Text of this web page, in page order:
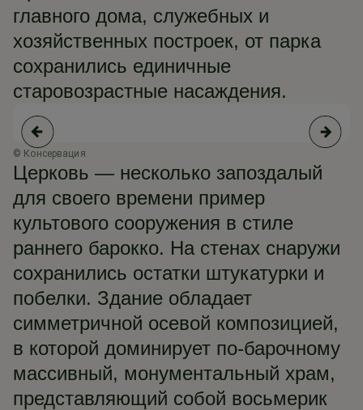
главного дома, служебных и
хозяйственных построек, от парка
сохранились единичные
старовозрастные насаждения.
© Консервация
Церковь — несколько запоздалый
для своего времени пример
культового сооружения в стиле
раннего барокко. На стенах снаружи
сохранились остатки штукатурки и
побелки. Здание обладает
симметричной осевой композицией,
в которой доминирует по-барочному
массивный, монументальный храм,
представляющий собой восьмерик